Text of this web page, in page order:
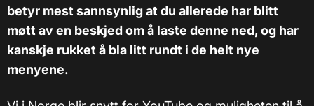
betyr mest sannsynlig at du allerede har blitt
møtt av en beskjed om å laste denne ned, og har
kanskje rukket å bla litt rundt i de helt nye
menyene.